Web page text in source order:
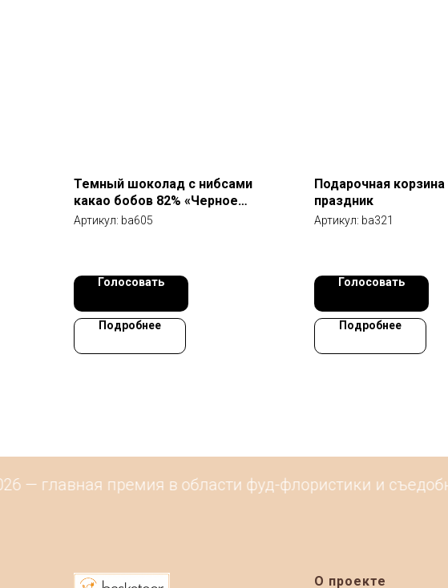
Темный шоколад с нибсами
какао бобов 82% «Черное
золото»
Артикул: ba605
Голосовать
Подробнее
Подарочная
праздник
Артикул: ba321
Голосовать
Подробнее
главная премия в области фуд-флористики и
О проекте